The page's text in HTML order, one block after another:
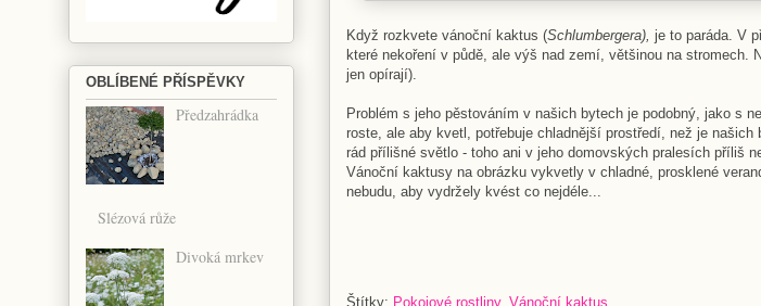
Když rozkvete vánoční kaktus (Schlumbergera), je to paráda. V
které nekoření v půdě, ale výš nad zemí, většinou na stromech.
jen opírají).
Problém s jeho pěstováním v našich bytech je podobný, jako s
roste, ale aby kvetl, potřebuje chladnější prostředí, než je
rád přílišné světlo - toho ani v jeho domovských pralesích příliš
Vánoční kaktusy na obrázku vykvetly v chladné, prosklené
nebudu, aby vydržely kvést co nejdéle...
Štítky: Pokojové rostliny, Vánoční kaktus
OBLÍBENÉ PŘÍSPĚVKY
Předzahrádka
Slézová růže
Divoká mrkev